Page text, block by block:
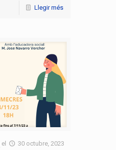
Llegir més
el 30 octubre, 2023